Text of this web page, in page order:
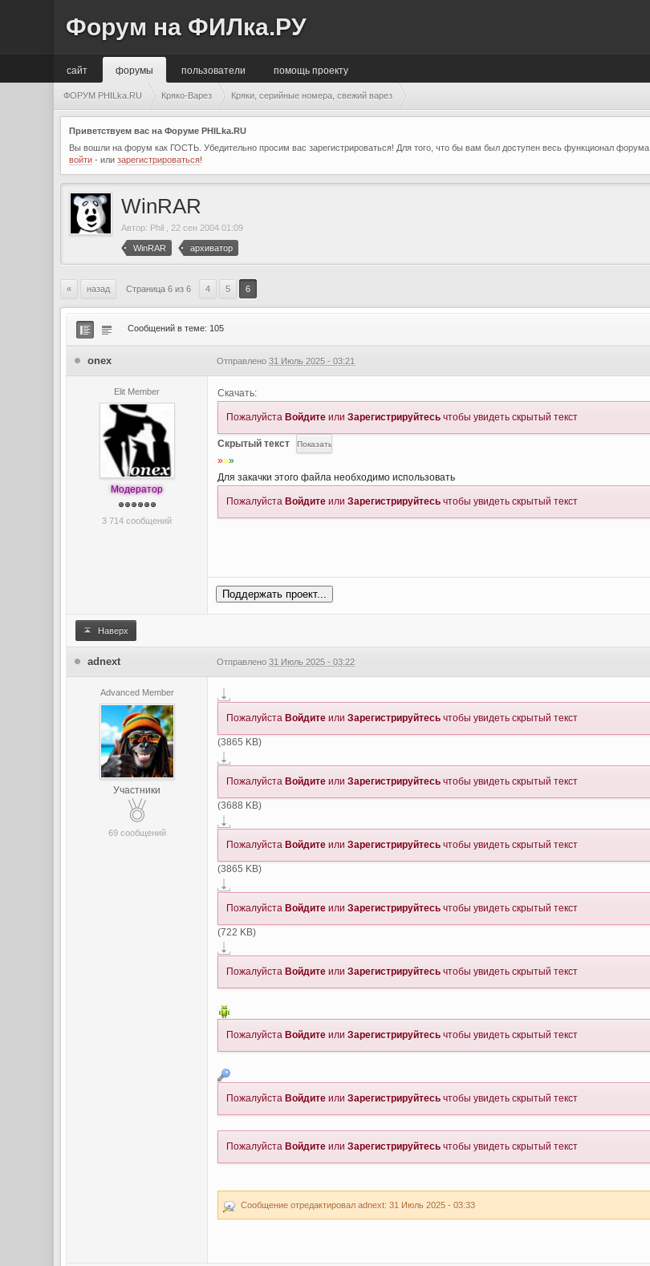
Форум на ФИЛка.РУ
сайт помощь проекту
форумы пользователи
ФОРУМ PHILka.RU Кряко-Варез Кряки, серийные номера, свежий варез
Приветствуем вас на Форуме PHILka.RU
Вы вошли на форум как ГОСТЬ. Убедительно просим вас зарегистрироваться! Для того, что бы вам был доступен весь функционал форума.
войти - илизарегистрироваться!
WinRAR
Автор: Phil 22 сен 2004 01:09
WinRAR архиватор
« назад Страница 6 из 6 4 5 6
Сообщений в теме: 105
onex Отправлено31 Июль 2025 - 03:21
Elit Member
Модератор
3 714 сообщений
Скачать:
Пожалуйста Войдите илиЗарегистрируйтесь чтобы увидеть скрытый текст
Скрытый текст
»»»
Для закачки этого файла необходимо использовать
Пожалуйста Войдите илиЗарегистрируйтесь чтобы увидеть скрытый текст
Поддержать проект...
Наверх
adnext Отправлено31 Июль 2025 - 03:22
Advanced Member
Участники
69 сообщений
Пожалуйста Войдите илиЗарегистрируйтесь чтобы увидеть скрытый текст
(3865 KB)
Пожалуйста Войдите илиЗарегистрируйтесь чтобы увидеть скрытый текст
(3688 KB)
Пожалуйста Войдите илиЗарегистрируйтесь чтобы увидеть скрытый текст
(3865 KB)
Пожалуйста Войдите илиЗарегистрируйтесь чтобы увидеть скрытый текст
(722 KB)
Пожалуйста Войдите илиЗарегистрируйтесь чтобы увидеть скрытый текст
Пожалуйста Войдите илиЗарегистрируйтесь чтобы увидеть скрытый текст
Пожалуйста Войдите илиЗарегистрируйтесь чтобы увидеть скрытый текст
Пожалуйста Войдите илиЗарегистрируйтесь чтобы увидеть скрытый текст
Сообщение отредактировал adnext: 31 Июль 2025 - 03:33